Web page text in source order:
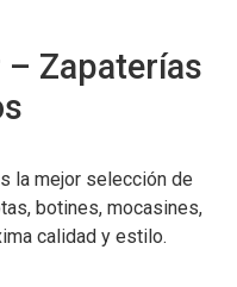
– Zapaterías
la mejor selección de
botines, mocasines,
calidad y estilo.